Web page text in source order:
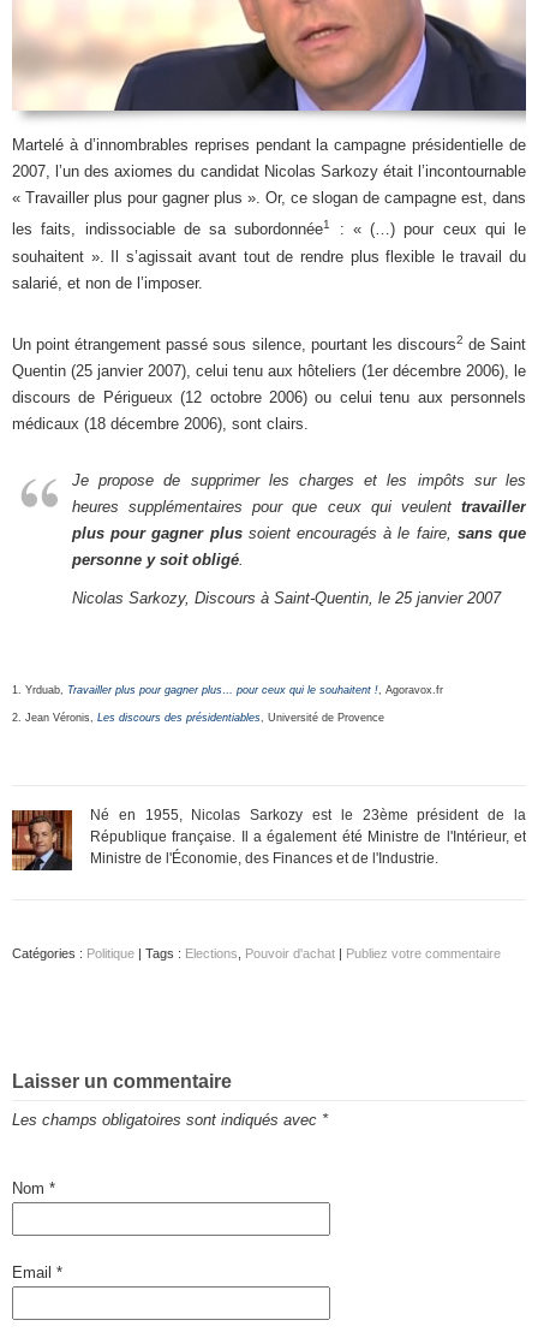
Martelé à d’innombrables reprises pendant la campagne présidentielle de
2007, l’un des axiomes du candidat Nicolas Sarkozy était l’incontournable
« Travailler plus pour gagner plus ». Or, ce slogan de campagne est, dans
les faits, indissociable de sa subordonnée1
: « (…) pour ceux qui le
souhaitent ». Il s’agissait avant tout de rendre plus flexible le travail du
salarié, et non de l’imposer.
Un point étrangement passé sous silence, pourtant les discours2 de Saint
Quentin (25 janvier 2007), celui tenu aux hôteliers (1er décembre 2006), le
discours de Périgueux (12 octobre 2006) ou celui tenu aux personnels
médicaux (18 décembre 2006), sont clairs.
Je propose de supprimer les charges et les impôts sur les
heures supplémentaires pour que ceux qui veulent travailler
plus pour gagner plussoient encouragés à le faire, sans que
personne y soit obligé
Nicolas Sarkozy, Discours à Saint-Quentin, le 25 janvier 2007
1. Yrduab, Travailler plus pour gagner plus… pour ceux qui le souhaitent ! , Agoravox.fr
2. Jean Véronis, Les discours des présidentiables , Université de Provence
Né en 1955, Nicolas Sarkozy est le 23ème président de la
République française. Il a également été Ministre de l'Intérieur, et
Ministre de l'Économie, des Finances et de l'Industrie.
Catégories : Politique | Tags : Elections Pouvoir d'achat | Publiez votre commentaire
Laisser un commentaire
Les champs obligatoires sont indiqués avec *
Nom *
Email *